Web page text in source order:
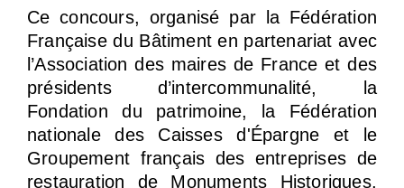
Ce concours, organisé par la Fédération
Française du Bâtiment en partenariat avec
l’Association des maires de France et des
présidents d’intercommunalité, la
Fondation du patrimoine, la Fédération
nationale des Caisses d'Épargne et le
Groupement français des entreprises de
restauration de Monuments Historiques,